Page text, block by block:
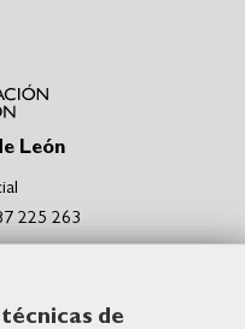
de
León
225 263
de León